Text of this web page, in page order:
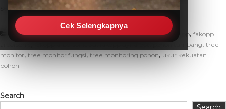
Cek Selengkapnya
sensor akustik, getaran, […]
Artikel alat ukur kesehatan pohon,dynaroot,fakopp, fakopp
pohon tumbang, tree
monitor, tree monitor fungsi, tree monitoring pohon, ukur kekuatan
pohon
Search